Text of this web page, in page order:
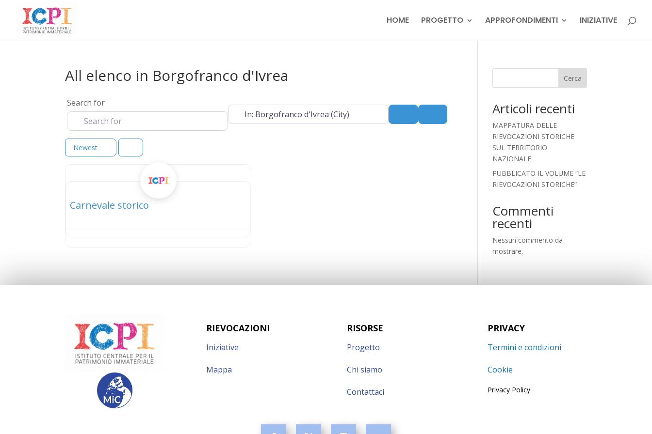
HOME PROGETTO APPROFONDIMENTI INIZIATIVE
All elenco in Borgofranco d'Ivrea
Search for
Near Advanced Filters
Newest
Carnevale storico
Cerca
Articoli recenti
MAPPATURA DELLE
RIEVOCAZIONI STORICHE
SUL TERRITORIO
NAZIONALE
PUBBLICATO IL VOLUME “LE
RIEVOCAZIONI STORICHE”
Commenti
recenti
Nessun commento da
mostrare.
RIEVOCAZIONI
Iniziative
Mappa
RISORSE
Progetto
Chi siamo
Contattaci
PRIVACY
Termini e condizioni
Cookie
Privacy Policy